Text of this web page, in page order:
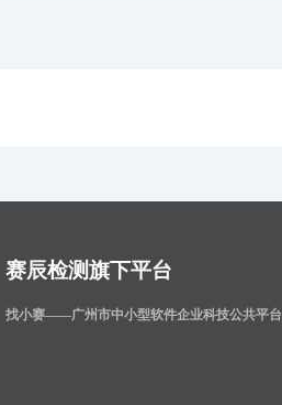
赛辰检测旗下平台
找小赛——广州市中小型软件企业科技公共平台